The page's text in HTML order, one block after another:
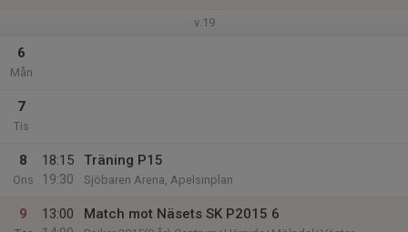
v.19
6
Mån
7
Tis
8
Ons
18:15
19:30
Träning P15
Sjöbaren Arena, Apelsinplan
9
13:00
Match mot Näsets SK P2015 6